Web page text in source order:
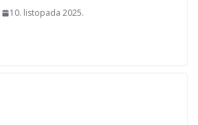
10. listopada 2025.